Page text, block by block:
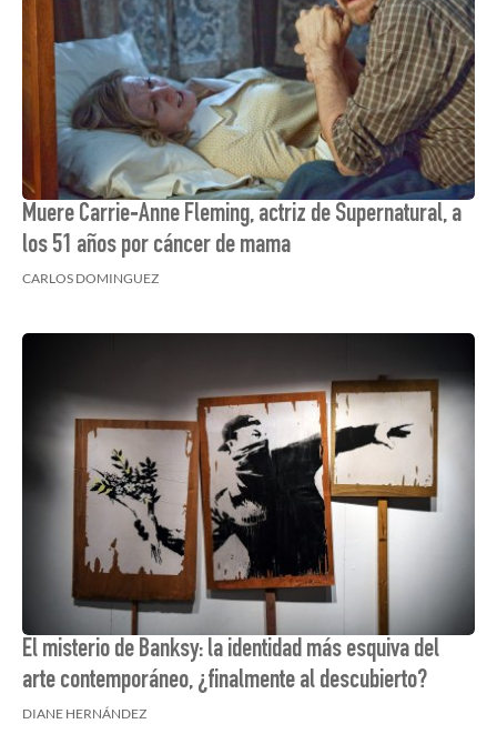
Muere Carrie‑Anne Fleming, actriz de Supernatural, a
los 51 años por cáncer de mama
CARLOS DOMINGUEZ
El misterio de Banksy: la identidad más esquiva del
arte contemporáneo, ¿finalmente al descubierto?
DIANE HERNÁNDEZ